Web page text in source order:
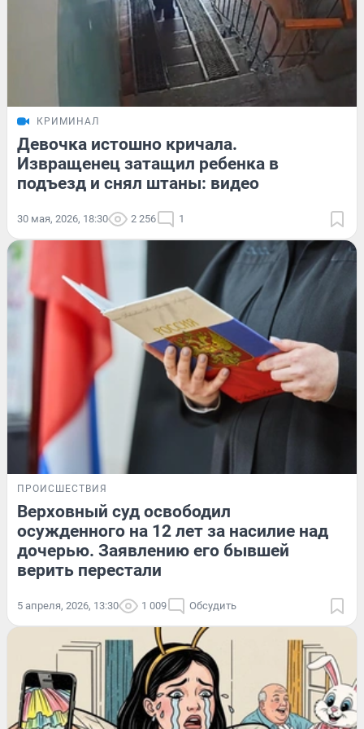
КРИМИНАЛ
Девочка истошно кричала.
Извращенец затащил ребенка в
подъезд и снял штаны: видео
30 мая, 2026, 18:30 2 256 1
ПРОИСШЕСТВИЯ
Верховный суд освободил
осужденного на 12 лет за насилие над
дочерью. Заявлению его бывшей
верить перестали
5 апреля, 2026, 13:30 1 009 Обсудить